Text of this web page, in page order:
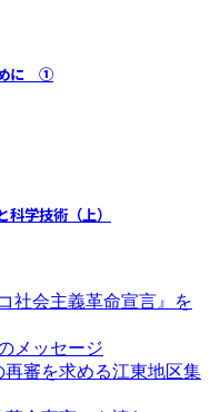
めに ①
学技術（上）
社会主義革命宣言』を
メッセージ
再審を求める江東地区集